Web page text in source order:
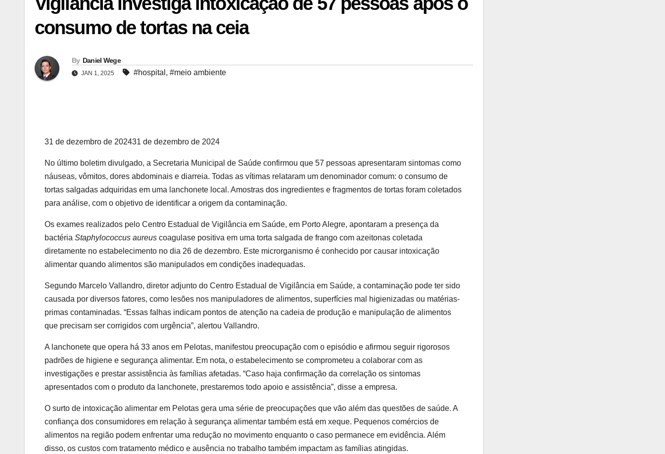
consumo de tortas na ceia
By Daniel Wege
JAN 1, 2025 #hospital , #meio ambiente
31 de dezembro de 202431 de dezembro de 2024
No último boletim divulgado, a Secretaria Municipal de Saúde confirmou que 57 pessoas apresentaram sintomas como
náuseas, vômitos, dores abdominais e diarreia. Todas as vítimas relataram um denominador comum: o consumo de
tortas salgadas adquiridas em uma lanchonete local. Amostras dos ingredientes e fragmentos de tortas foram coletados
para análise, com o objetivo de identificar a origem da contaminação.
Os exames realizados pelo Centro Estadual de Vigilância em Saúde, em Porto Alegre, apontaram a presença da
bactéria Staphylococcus aureus coagulase positiva em uma torta salgada de frango com azeitonas coletada
diretamente no estabelecimento no dia 26 de dezembro. Este microrganismo é conhecido por causar intoxicação
alimentar quando alimentos são manipulados em condições inadequadas.
Segundo Marcelo Vallandro, diretor adjunto do Centro Estadual de Vigilância em Saúde, a contaminação pode ter sido
causada por diversos fatores, como lesões nos manipuladores de alimentos, superfícies mal higienizadas ou matérias-
primas contaminadas. “Essas falhas indicam pontos de atenção na cadeia de produção e manipulação de alimentos
que precisam ser corrigidos com urgência”, alertou Vallandro.
A lanchonete que opera há 33 anos em Pelotas, manifestou preocupação com o episódio e afirmou seguir rigorosos
padrões de higiene e segurança alimentar. Em nota, o estabelecimento se comprometeu a colaborar com as
investigações e prestar assistência às famílias afetadas. “Caso haja confirmação da correlação os sintomas
apresentados com o produto da lanchonete, prestaremos todo apoio e assistência”, disse a empresa.
O surto de intoxicação alimentar em Pelotas gera uma série de preocupações que vão além das questões de saúde. A
confiança dos consumidores em relação à segurança alimentar também está em xeque. Pequenos comércios de
alimentos na região podem enfrentar uma redução no movimento enquanto o caso permanece em evidência. Além
disso, os custos com tratamento médico e ausência no trabalho também impactam as famílias atingidas.